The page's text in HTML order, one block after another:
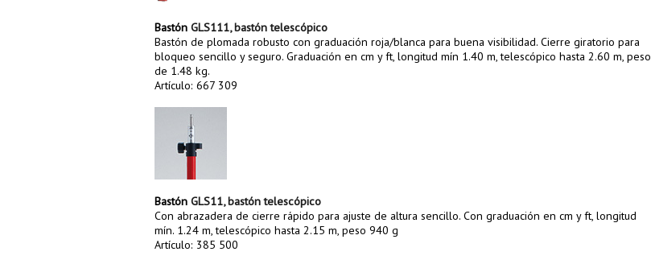
Bastón GLS111, bastón telescópico
Bastón de plomada robusto con graduación roja/blanca para buena visibilidad. Cierre giratorio para
bloqueo sencillo y seguro. Graduación en cm y ft, longitud mín 1.40 m, telescópico hasta 2.60 m, peso
de 1.48 kg.
Artículo: 667 309
Bastón GLS11, bastón telescópico
Con abrazadera de cierre rápido para ajuste de altura sencillo. Con graduación en cm y ft, longitud
mín. 1.24 m, telescópico hasta 2.15 m, peso 940 g
Artículo: 385 500